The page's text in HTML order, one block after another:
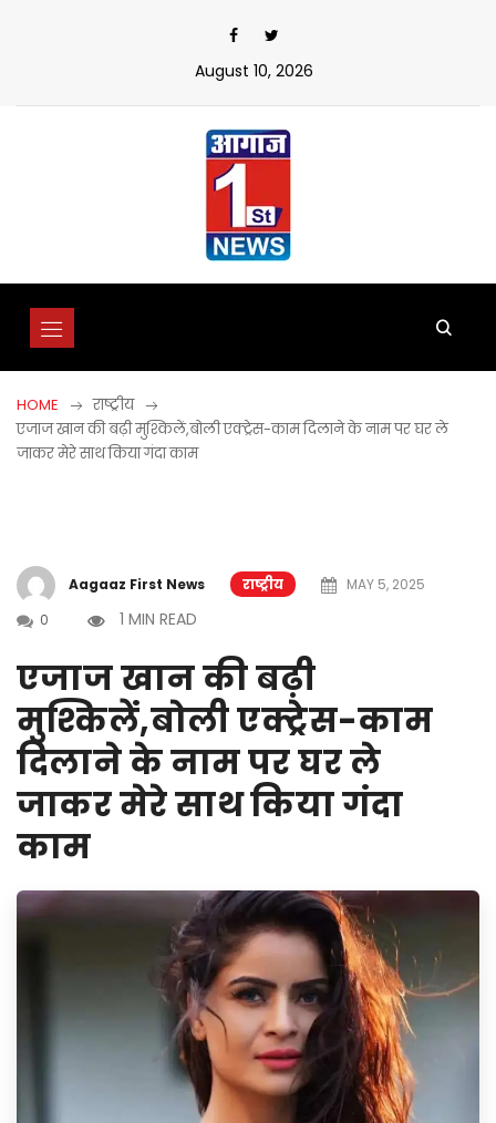
August 10, 2026
HOME
राष्ट्रीय
एजाज खान की बढ़ी मुश्किलें,बोली एक्ट्रेस-काम दिलाने के नाम पर घर ले
जाकर मेरे साथ किया गंदा काम
Aagaaz First News राष्ट्रीय
MAY 5, 2025
0
1 MIN READ
एजाज खान की बढ़ी
मुश्किलें,बोली एक्ट्रेस-काम
दिलाने के नाम पर घर ले
जाकर मेरे साथ किया गंदा
काम